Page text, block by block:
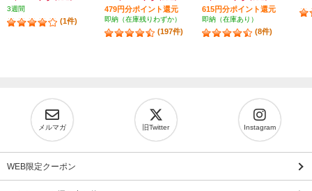
3週間
(1件)
479円分ポイント還元
即納（在庫残りわずか）
(197件)
615円分ポイント還元
即納（在庫あり）
(8件)
メルマガ 旧Twitter Instagram
WEB限定クーポン